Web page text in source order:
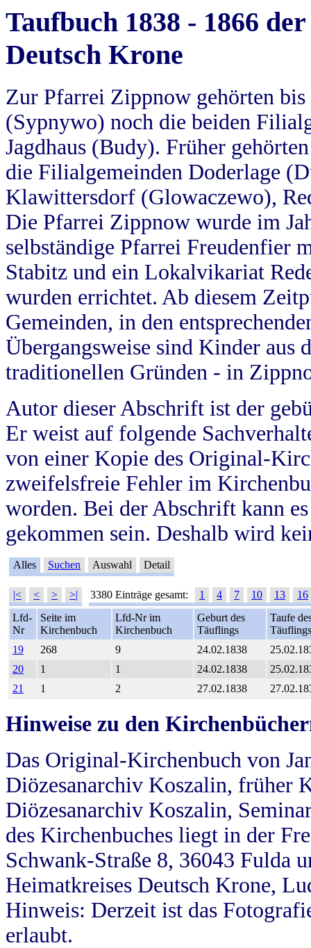
Taufbuch 1838 - 1866
Deutsch Krone
Zur Pfarrei Zippnow gehörten
(Sypnywo) noch die beiden
Jagdhaus (Budy). Früher
die Filialgemeinden Doderlage
Klawittersdorf (Glowaczewo),
Die Pfarrei Zippnow wurde im
selbständige Pfarrei Freudenfier
Stabitz und ein Lokalvikariat
wurden errichtet. Ab diesem
Gemeinden, in den
Übergangsweise sind Kinder aus
traditionellen Gründen - in
Autor dieser Abschrift ist der
Er weist auf folgende
von einer Kopie des Original-
zweifelsfreie Fehler im
worden. Bei der Abschrift kann
gekommen sein. Deshalb wird
Alles Suchen Auswahl Detail
|< < > >| 3380 Einträge gesamt: 1 4 7 10 13
16
Lfd-
Nr
Seite im
Kirchenbuch
Lfd-Nr im
Kirchenbuch
Geburt des
Täuflings
Taufe
Täuflings
19
268 9 24.02.1838
20
1 1 24.02.1838
21
1 2 27.02.1838
Hinweise zu den
Das Original-Kirchenbuch von
Diözesanarchiv Koszalin, früher
Diözesanarchiv Koszalin,
des Kirchenbuches liegt in der
Schwank-Straße 8, 36043 Fulda
Heimatkreises Deutsch Krone,
Hinweis: Derzeit ist das
erlaubt.